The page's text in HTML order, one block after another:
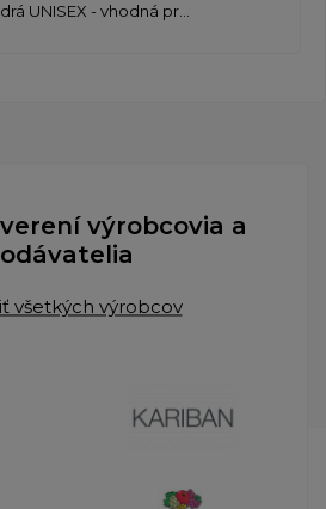
UNISEX - vhodná pr...
výrobcovia a
všetkých výrobcov